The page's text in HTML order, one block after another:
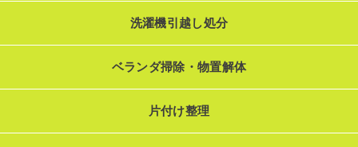
洗濯機引越し処分
ベランダ掃除・物置解体
片付け整理